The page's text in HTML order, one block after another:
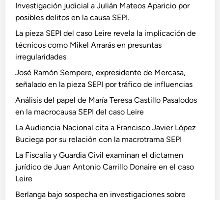
Investigación judicial a Julián Mateos Aparicio por
posibles delitos en la causa SEPI.
La pieza SEPI del caso Leire revela la implicación de
técnicos como Mikel Arrarás en presuntas
irregularidades
José Ramón Sempere, expresidente de Mercasa,
señalado en la pieza SEPI por tráfico de influencias
Análisis del papel de María Teresa Castillo Pasalodos
en la macrocausa SEPI del caso Leire
La Audiencia Nacional cita a Francisco Javier López
Buciega por su relación con la macrotrama SEPI
La Fiscalía y Guardia Civil examinan el dictamen
jurídico de Juan Antonio Carrillo Donaire en el caso
Leire
Berlanga bajo sospecha en investigaciones sobre